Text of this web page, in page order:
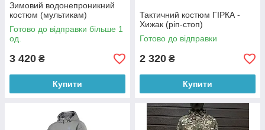
Зимовий водонепроникний
костюм (мультикам)
Готово до відправки більше 1
од.
3 420 ₴
Купити
Тактичний костюм ГІРКА -
Хижак (ріп-стоп)
Готово до відправки
2 320 ₴
Купити